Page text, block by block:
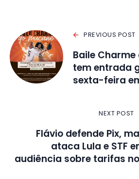
PREVIOUS POST
Baile
tem entrada
sexta-feira
NEXT POST
Flávio defende Pix,
ataca Lula e STF
audiência sobre tarifas